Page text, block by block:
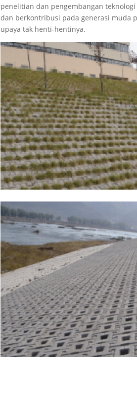
penelitian dan pengembangan
dan berkontribusi pada generasi muda
upaya tak henti-hentinya.